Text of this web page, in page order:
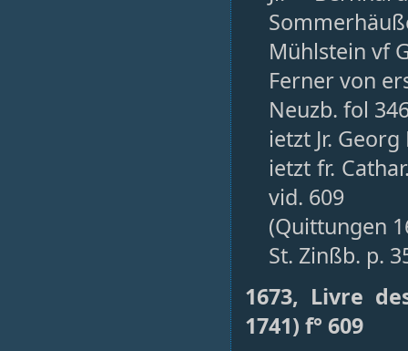
Mühlstein vf
Ferner von
Neuzb. fol
ietzt Jr.
ietzt fr.
vid. 609
(Quittungen
St. Zinßb. p.
1673, Livre
1741) f° 609